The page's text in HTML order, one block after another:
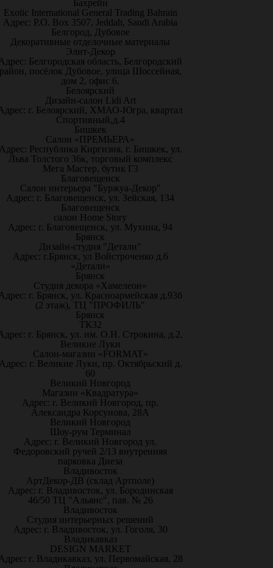
Бахрейн
Exotic International General Trading Bahrain
Адрес: P.O. Box 3507, Jeddah, Saudi Arabia
Белгород, Дубовое
Декоративные отделочные материалы
Элит-Декор
Белгородская область, Белгородский
посёлок Дубовое, улица Шоссейная,
дом 2, офис 6.
Белоярский
Дизайн-салон Lidi Art
г. Белоярский, ХМАО-Югра, квартал
Спортивный,д.4
Бишкек
Салон «ПРЕМЬЕРА»
Республика Киргизия, г. Бишкек, ул.
Льва Толстого 36к, торговый комплекс
Мега Мастер, бутик Г3
Благовещенск
Салон интерьера "Буржуа-Декор"
Адрес: г. Благовещенск, ул. Зейская, 134
Благовещенск
салон Home Story
Адрес: г. Благовещенск, ул. Мухина, 94
Брянск
Дизайн-студия "Детали"
Адрес: г.Брянск, ул Войстроченко д.6
«Детали»
Брянск
Студия декора «Хамелеон»
г. Брянск, ул. Красноармейская д.93б
(2 этаж), ТЦ "ПРОФИЛЬ"
Брянск
ТК32
г. Брянск, ул. им. О.Н. Строкина, д.2.
Великие Луки
Салон-магазин «FORMAT»
г. Великие Луки, пр. Октябрьский д.
60
Великий Новгород
Магазин «Квадратура»
Адрес: г. Великий Новгород, пр.
Александра Корсунова, 28А
Великий Новгород
Шоу-рум Терминал
Адрес: г. Великий Новгород ул.
Федоровский ручей 2/13 внутренняя
парковка Диеза
Владивосток
АртДекор-ДВ (склад Артполе)
Адрес: г. Владивосток, ул. Бородинская
46/50 ТЦ "Альянс", пав. № 26
Владивосток
Студия интерьерных решений
Адрес: г. Владивосток, ул. Гоголя, 30
Владикавказ
DESIGN MARKET
г. Владикавказ, ул. Первомайская, 28